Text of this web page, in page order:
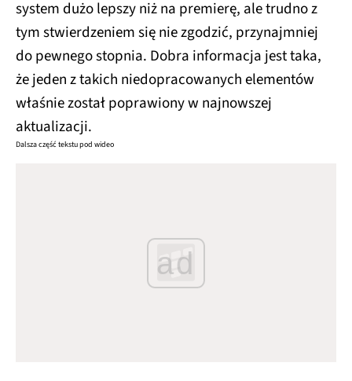
system dużo lepszy niż na premierę, ale trudno z
tym stwierdzeniem się nie zgodzić, przynajmniej
do pewnego stopnia. Dobra informacja jest taka,
że jeden z takich niedopracowanych elementów
właśnie został poprawiony w najnowszej
aktualizacji.
Dalsza część tekstu pod wideo
ad